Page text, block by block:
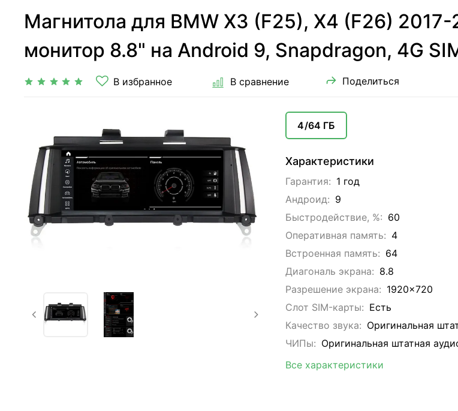
Магнитола для BMW X3 (F25), X4 (F26) 2017-
монитор 8.8" на Android 9, Snapdragon, 4G
В избранное В сравнение Поделиться
4/64 ГБ
Характеристики
Гарантия: 1 год
Андроид: 9
Быстродействие, %: 60
Оперативная память: 4
Встроенная память: 64
Диагональ экрана: 8.8
Разрешение экрана: 1920x720
Слот SIM-карты: Eсть
Качество звука: Оригинальная
ЧИПы: Оригинальная штатная
Все характеристики